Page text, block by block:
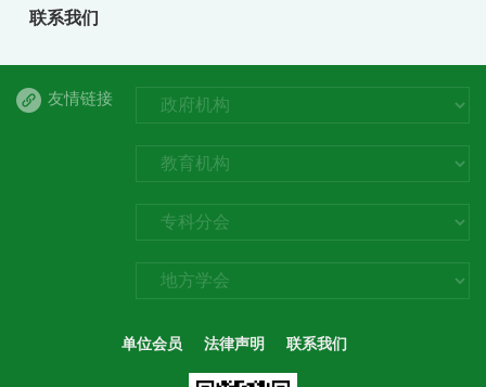
联系我们
友情链接
单位会员 法律声明 联系我们